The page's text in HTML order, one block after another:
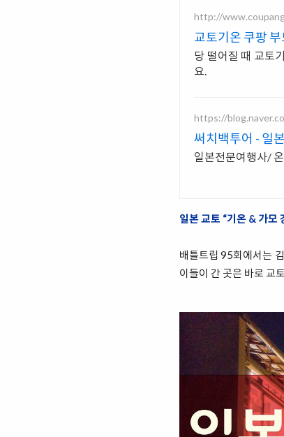
http://
교토기온 쿠팡
당 떨어질 때 교토
요.
https://
써치백투어 - 일
일본전문여행사/
일본 교토 “기온 & 가모
배틀트립 95회에서는
이들이 간 곳은 바로 교